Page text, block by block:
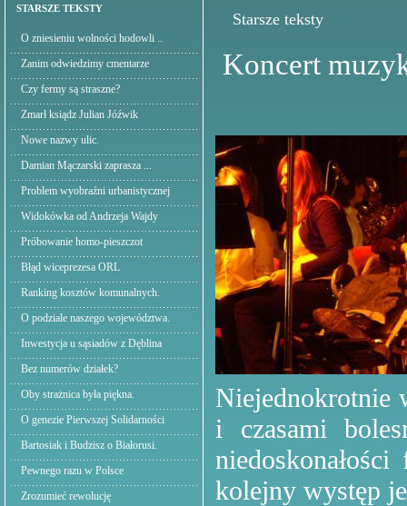
STARSZE TEKSTY
O zniesieniu wolności hodowli ..
Zanim odwiedzimy cmentarze
Czy fermy są straszne?
Zmarł ksiądz Julian Jóźwik
Nowe nazwy ulic.
Damian Mączarski zaprasza ...
Problem wyobraźni urbanistycznej
Widokówka od Andrzeja Wajdy
Próbowanie homo-pieszczot
Błąd wiceprezesa ORL
Ranking kosztów komunalnych.
O podziale naszego województwa.
Inwestycja u sąsiadów z Dęblina
Bez numerów działek?
Oby strażnica była piękna.
O genezie Pierwszej Solidarności
Bartosiak i Budzisz o Białorusi.
Pewnego razu w Polsce
Zrozumieć rewolucję
Starsze teksty
Koncert
Niejednokrotnie
i czasami
kolejny występ